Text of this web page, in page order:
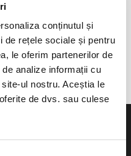
conținutul și
de rețele sociale și pentru
le oferim partenerilor de
analize informații cu
ul nostru. Aceștia le
de dvs. sau culese